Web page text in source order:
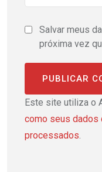
Salvar meus
próxima vez
Este site utiliza o
como seus dados
processados.